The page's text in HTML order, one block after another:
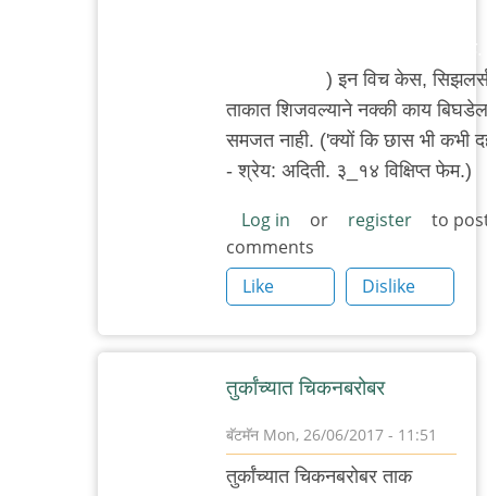
) इन विच केस,
ताकात शिजवल्याने नक्की काय
समजत नाही. ('क्यों कि छास भी कभी
- श्रेय: अदिती. ३_१४ विक्षिप्त फेम.)
Log in or register
to
comments
Like
Dislike
तुर्कांच्यात चिक‌न‌ब‌रोब‌र
बॅटमॅन Mon, 26/06/2017 - 11:51
In
तुर्कांच्यात चिक‌न‌ब‌रोब‌र ताक